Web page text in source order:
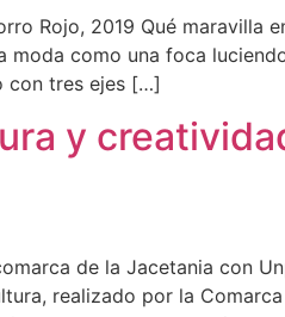
Rojo, 2019 Qué
moda como una foca
con tres ejes […]
y
de la Jacetania con
realizado por la